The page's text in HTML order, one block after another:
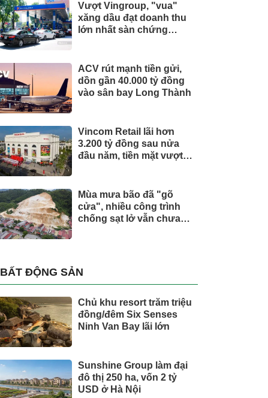
Vượt Vingroup, "vua"
xăng dầu đạt doanh thu
lớn nhất sàn chứng
ACV rút mạnh tiền gửi,
dồn gần 40.000 tỷ đồng
vào sân bay Long Thành
Vincom Retail lãi hơn
3.200 tỷ đồng sau nửa
đầu năm, tiền mặt vượt
Mùa mưa bão đã "gõ
cửa", nhiều công trình
chống sạt lở vẫn chưa
BẤT ĐỘNG SẢN
Chủ khu resort trăm triệu
đồng/đêm Six Senses
Ninh Van Bay lãi lớn
Sunshine Group làm đại
đô thị 250 ha, vốn 2 tỷ
USD ở Hà Nội